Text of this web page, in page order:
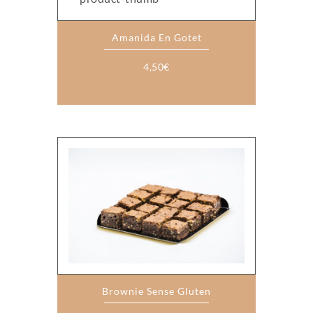
Amanida En Gotet
4,50€
Brownie Sense Gluten